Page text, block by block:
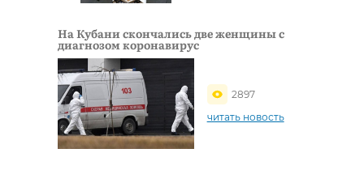
На Кубани скончались две женщины с
диагнозом коронавирус
2897
читать новость